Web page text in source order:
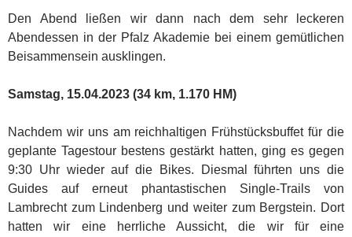
Den Abend ließen wir dann nach dem sehr leckeren
Abendessen in der Pfalz Akademie bei einem gemütlichen
Beisammensein ausklingen.
Samstag, 15.04.2023 (34 km, 1.170 HM)
Nachdem wir uns am reichhaltigen Frühstücksbuffet für die
geplante Tagestour bestens gestärkt hatten, ging es gegen
9:30 Uhr wieder auf die Bikes. Diesmal führten uns die
Guides auf erneut phantastischen Single-Trails von
Lambrecht zum Lindenberg und weiter zum Bergstein. Dort
hatten wir eine herrliche Aussicht, die wir für eine